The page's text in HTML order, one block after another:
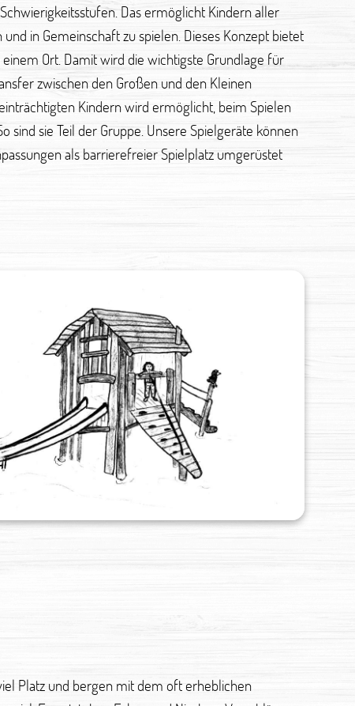
Das ermöglicht Kindern aller
in Gemeinschaft zu spielen. Dieses Konzept bietet
Ort. Damit wird die wichtigste Grundlage für
zwischen den Großen und den Kleinen
Kindern wird ermöglicht, beim Spielen
sind sie Teil der Gruppe. Unsere Spielgeräte können
als barrierefreier Spielplatz umgerüstet
Platz und bergen mit dem oft erheblichen